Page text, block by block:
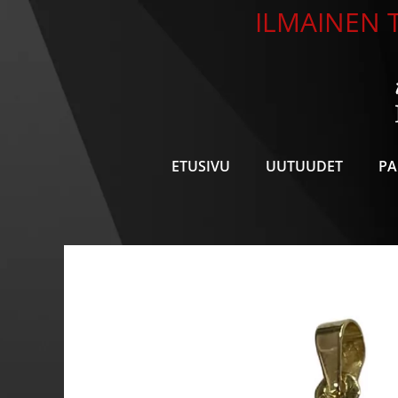
sisältöön
ILMAINEN
ETUSIVU UUTUUDET